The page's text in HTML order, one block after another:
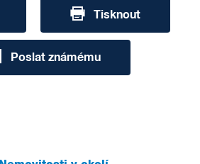
Tisknout
Poslat známému